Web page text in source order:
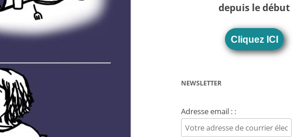
depuis le début
Cliquez ICI
NEWSLETTER
Adresse email : :